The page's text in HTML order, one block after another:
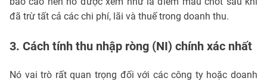
đã trừ tất cả các chi phí, lãi và thuế trong doanh thu.
3. Cách tính thu nhập ròng (NI) chính xác nhất
Nó vai trò rất quan trọng đối với các công ty hoặc doanh